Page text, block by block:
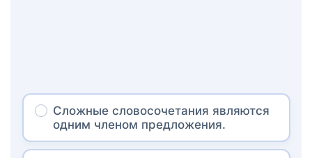
Сложные словосочетания являются
одним членом предложения.